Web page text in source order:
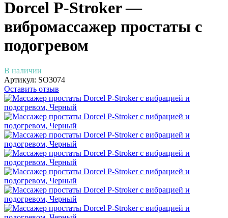
Dorcel P-Stroker —
вибромассажер простаты с
подогревом
В наличии
Артикул: SO3074
Оставить отзыв